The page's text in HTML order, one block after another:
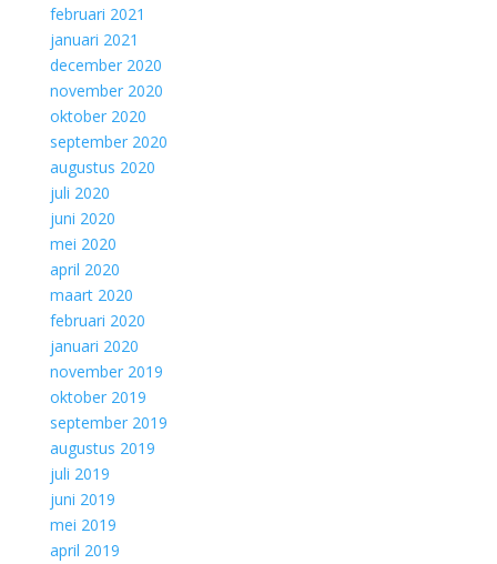
februari 2021
januari 2021
december 2020
november 2020
oktober 2020
september 2020
augustus 2020
juli 2020
juni 2020
mei 2020
april 2020
maart 2020
februari 2020
januari 2020
november 2019
oktober 2019
september 2019
augustus 2019
juli 2019
juni 2019
mei 2019
april 2019